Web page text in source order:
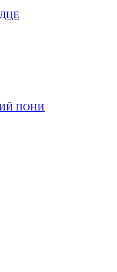
ПОНИ